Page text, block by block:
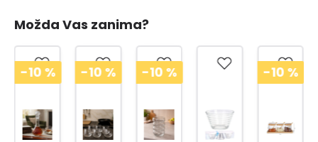
Možda Vas zanima?
-10 % -10 % -10 % -10 %